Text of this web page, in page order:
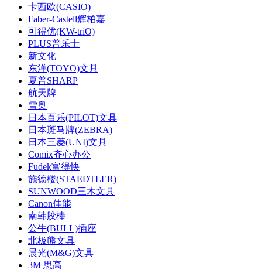
卡西欧(CASIO)
Faber-Castell辉柏嘉
可得优(KW-triO)
PLUS普乐士
新文化
东洋(TOYO)文具
夏普SHARP
航天牌
雪奥
日本百乐(PILOT)文具
日本斑马牌(ZEBRA)
日本三菱(UNI)文具
Comix齐心办公
Fudek富得快
施德楼(STAEDTLER)
SUNWOOD三木文具
Canon佳能
南韩胶棒
公牛(BULL)插座
北极熊文具
晨光(M&G)文具
3M 思高